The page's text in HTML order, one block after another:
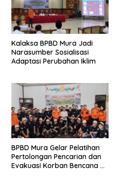
Kalaksa BPBD Mura Jadi
Narasumber Sosialisasi
Adaptasi Perubahan Iklim
BPBD Mura Gelar Pelatihan
Pertolongan Pencarian dan
Evakuasi Korban Bencana di